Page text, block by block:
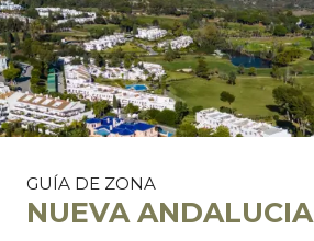
GUÍA DE ZONA
NUEVA ANDALUCIA